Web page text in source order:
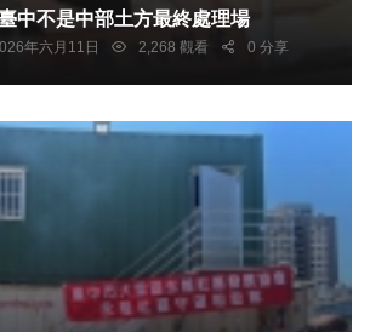
中不是中部土方最終處理場
年六月11日 2,268 觀看 0 分享